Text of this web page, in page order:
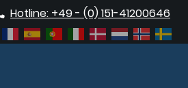
Hotline: +49 - (0) 151-41200646